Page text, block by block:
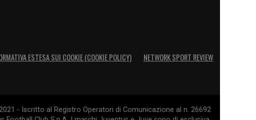
ESTESA SUI COOKIE (COOKIE POLICY) NETWORK SPORT REVIEW
- Iscritto al Registro Operatori di Comunicazione al n. 26692